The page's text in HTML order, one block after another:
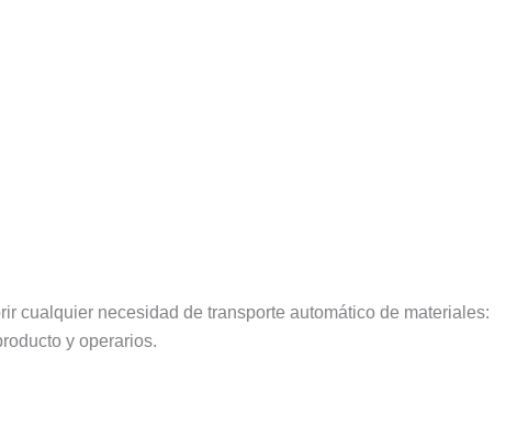
cualquier necesidad de transporte automático de materiales:
y operarios.